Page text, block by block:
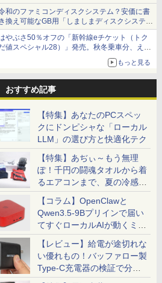
選無効分
和のファミコンディスクシステム？安価に書
換え可能なGB用「しましまディスクシステ
」
やぶさ50％オフの「新幹線eチケット（トク
値スペシャル28）」発売。秋冬乗車分、えき
もっと見る
おすすめ記事
【特集】あなたのPCスペッ
クにドンピシャな「ローカル
LLM」の選び方と快適化テク
【特集】あぢぃ～もう無理
ぽ！千円の闘魂タオルから着
るエアコンまで、夏の冷感グ
ッズ一挙紹介
【コラム】OpenClawと
Qwen3.5-9Bプリインで届い
てすぐローカルAIが動くミニ
PC「SER9 Pro」
【レビュー】給電が途切れな
い優れもの！バッファロー製
Type-C充電器の検証で分か
ったこと